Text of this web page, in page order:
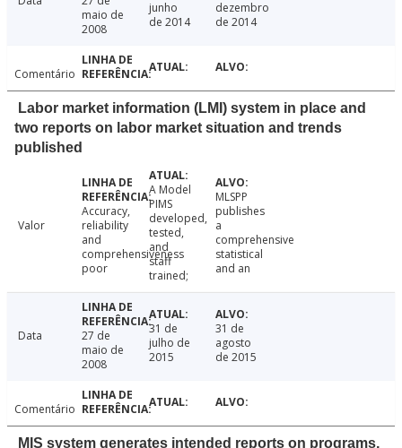
maio de
2008
junho
de 2014
dezembro
de 2014
Comentário
Labor market information (LMI) system in place and
two reports on labor market situation and trends
published
Valor
Accuracy,
reliability
and
comprehensiveness
poor
A Model
PIMS
developed,
tested,
and
staff
trained;
MLSPP
publishes
a
comprehensive
statistical
and an
Data
27 de
maio de
2008
31 de
julho de
2015
31 de
agosto
de 2015
Comentário
MIS system generates intended reports on programs,